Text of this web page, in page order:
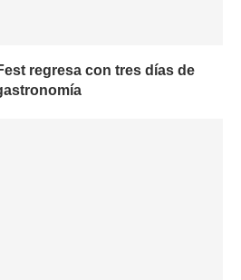
regresa con tres días de